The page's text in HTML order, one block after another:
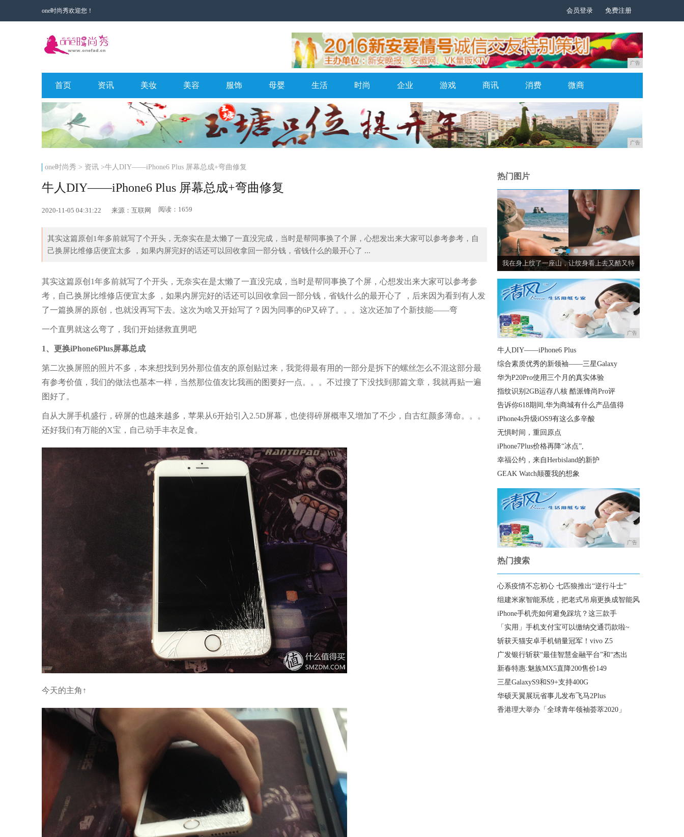
one时尚秀欢迎您！ 会员登录 免费注册
广告
首页 资讯 美妆 美容 服饰 母婴 生活 时尚 企业 游戏 商讯 消费 微商
广告
one时尚秀 > 资讯>牛人DIY——iPhone6 Plus 屏幕总成+弯曲修复
牛人DIY——iPhone6 Plus 屏幕总成+弯曲修复
2020-11-05 04:31:22 来源：互联网 阅读：1659
其实这篇原创1年多前就写了个开头，无奈实在是太懒了一直没完成，当时是帮同事换了个屏，心想发出来大家可以参考参考，自
己换屏比维修店便宜太多 ，如果内屏完好的话还可以回收拿回一部分钱，省钱什么的最开心了 ...
其实这篇原创1年多前就写了个开头，无奈实在是太懒了一直没完成，当时是帮同事换了个屏，心想发出来大家可以参考参
考，自己换屏比维修店便宜太多 ，如果内屏完好的话还可以回收拿回一部分钱，省钱什么的最开心了 ，后来因为看到有人发
了一篇换屏的原创，也就没再写下去。这次为啥又开始写了？因为同事的6P又碎了。。。这次还加了个新技能——弯
一个直男就这么弯了，我们开始拯救直男吧
1、更换iPhone6Plus屏幕总成
第二次换屏照的照片不多，本来想找到另外那位值友的原创贴过来，我觉得最有用的一部分是拆下的螺丝怎么不混这部分最
有参考价值，我们的做法也基本一样，当然那位值友比我画的图要好一点。。。不过搜了下没找到那篇文章，我就再贴一遍
图好了。
自从大屏手机盛行，碎屏的也越来越多，苹果从6开始引入2.5D屏幕，也使得碎屏概率又增加了不少，自古红颜多薄命。。。
还好我们有万能的X宝，自己动手丰衣足食。
今天的主角↑
热门图片
我在身上纹了一座山，让纹身看上去又酷又特
广告
牛人DIY——iPhone6 Plus
综合素质优秀的新领袖——三星Galaxy
华为P20Pro使用三个月的真实体验
指纹识别2GB运存八核 酷派锋尚Pro评
告诉你618期间,华为商城有什么产品值得
iPhone4s升级iOS9有这么多辛酸
无惧时间，重回原点
iPhone7Plus价格再降“冰点”,
幸福公约，来自Herbisland的新护
GEAK Watch颠覆我的想象
广告
热门搜索
心系疫情不忘初心 七匹狼推出“逆行斗士”
组建米家智能系统，把老式吊扇更换成智能风
iPhone手机壳如何避免踩坑？这三款手
「实用」手机支付宝可以缴纳交通罚款啦~
斩获天猫安卓手机销量冠军！vivo Z5
广发银行斩获“最佳智慧金融平台”和“杰出
新春特惠:魅族MX5直降200售价149
三星GalaxyS9和S9+支持400G
华硕天翼展玩省事儿发布飞马2Plus
香港理大举办「全球青年领袖荟萃2020」